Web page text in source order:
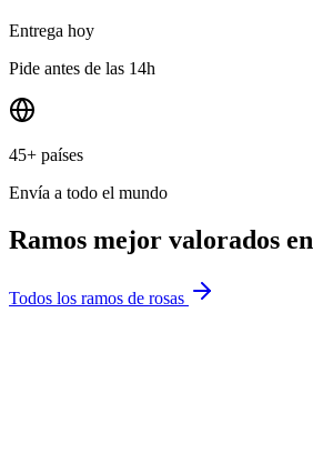
Entrega hoy
Pide antes de las 14h
45+ países
Envía a todo el mundo
Ramos mejor valorados en
Todos los ramos de rosas